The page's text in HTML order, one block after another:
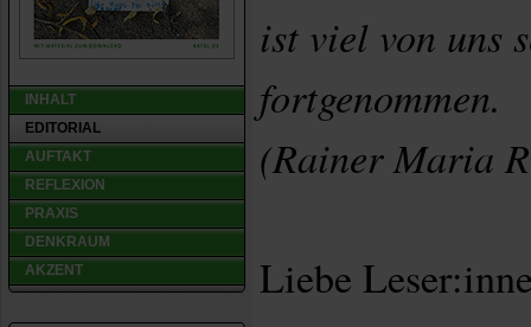
INHALT
EDITORIAL
AUFTAKT
REFLEXION
PRAXIS
DENKRAUM
AKZENT
ist viel von uns
fortgenommen.
(Rainer Maria
Liebe